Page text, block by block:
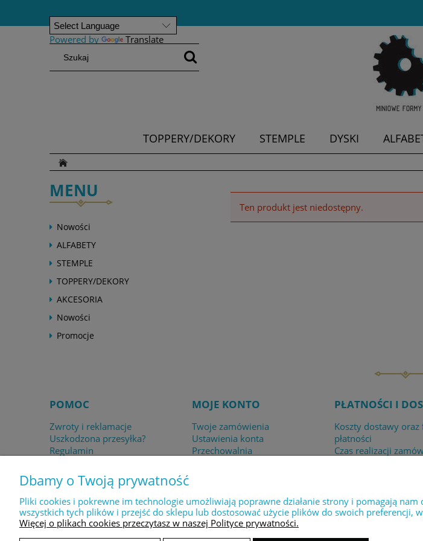
Powered by Translate
TOPPERY/DEKORY STEMPLE DYSKI
MENU
Nowości
ALFABETY
STEMPLE
TOPPERY/DEKORY
AKCESORIA
Nowości
Promocje
Ten produkt jest niedostępny.
POMOC
Zwroty i reklamacje
Uszkodzona przesyłka?
Regulamin
MOJE KONTO
Twoje zamówienia
Ustawienia konta
Przechowalnia
PŁATNOŚCI I
Koszty dostawy
płatności
Czas realizacji
Dbamy o Twoją prywatność
Pliki cookies i pokrewne im technologie umożliwiają poprawne działanie strony i pomagają
wszystkich tych plików i przejść do sklepu lub dostosować użycie plików do swoich preferencji,
Więcej o plikach cookies przeczytasz w naszej Polityce prywatności.